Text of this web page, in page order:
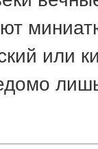
или